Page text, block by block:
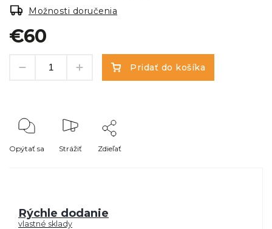
€60
Možnosti doručenia
Pridať do košíka
Opýtať sa Strážiť Zdieľať
Rýchle dodanie
vlastné sklady